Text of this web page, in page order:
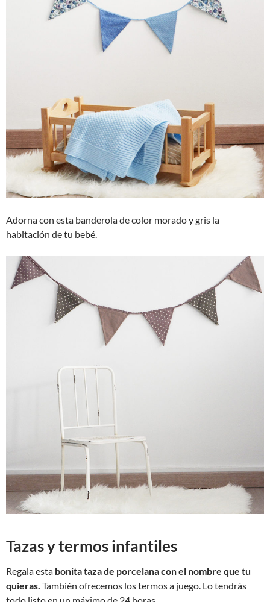
Adorna con esta banderola de color morado y gris la
habitación de tu bebé.
Tazas y termos infantiles
Regala esta bonita taza de porcelana con el nombre que tu
quieras. También ofrecemos los termos a juego. Lo tendrás